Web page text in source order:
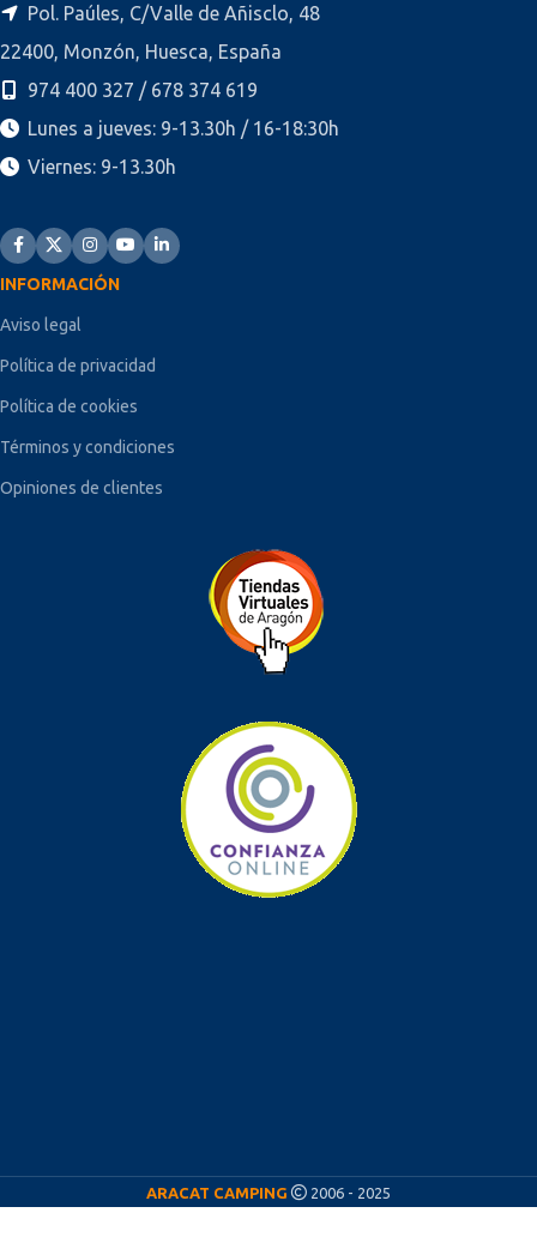
Pol. Paúles, C/Valle de Añisclo, 48
22400, Monzón, Huesca, España
974 400 327 / 678 374 619
Lunes a jueves: 9-13.30h / 16-18:30h
Viernes: 9-13.30h
INFORMACIÓN
Aviso legal
Política de privacidad
Política de cookies
Términos y condiciones
Opiniones de clientes
ARACAT CAMPING 2006 - 2025